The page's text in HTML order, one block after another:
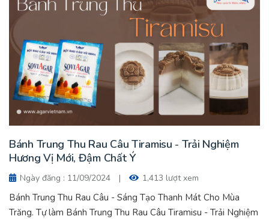
Bánh Trung Thu Rau Câu Tiramisu - Trải Nghiệm
Hương Vị Mới, Đậm Chất Ý
Ngày đăng : 11/09/2024 | 1,413 lượt xem
Bánh Trung Thu Rau Câu - Sáng Tạo Thanh Mát Cho Mùa
Trăng. Tự làm Bánh Trung Thu Rau Câu Tiramisu - Trải Nghiệm